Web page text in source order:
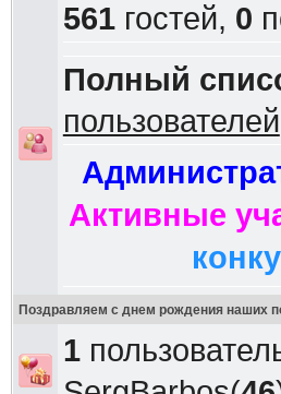
561гостей, 0
Полный
пользователей
Активные
Поздравляем с днем рождения наших
1